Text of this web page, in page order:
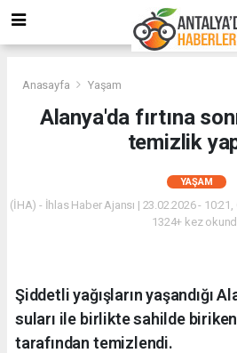
Anasayfa Yaşam
Alanya'da fırtına
temizlik
YAŞAM
(İHA) - İhlas Haber Ajansı | 23.02.2026 -
1324+ kez
Şiddetli yağışların yaşandığı
suları ile birlikte sahilde
tarafından temizlendi.